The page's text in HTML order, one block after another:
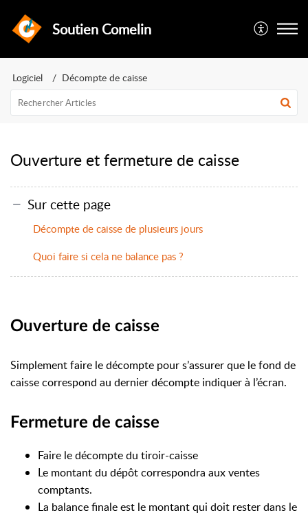
Soutien Comelin
Logiciel Décompte de caisse
Ouverture et fermeture de caisse
Sur cette page
Décompte de caisse de plusieurs jours
Quoi faire si cela ne balance pas ?
Ouverture de caisse
Simplement faire le décompte pour s’assurer que le fond de
caisse correspond au dernier décompte indiquer à l’écran.
Fermeture de caisse
Faire le décompte du tiroir-caisse
Le montant du dépôt correspondra aux ventes
comptants.
La balance finale est le montant qui doit rester dans le